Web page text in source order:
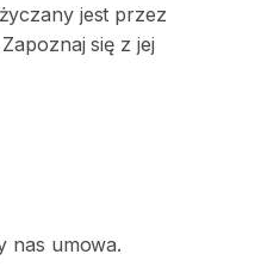
jest przez
się z jej
nas umowa.